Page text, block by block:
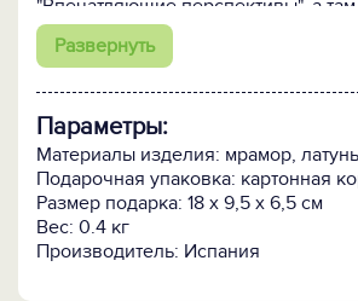
"Впечатляющие перспективы", а
повышении говорить. Думаем, после
подарка сердце начальника будет
оснащена шильдом (размер 65х25
возможностью нанесения
посредством гравировки.
Развернуть
Параметры:
Материалы изделия: мрамор, латунь
Подарочная упаковка: картонная
Размер подарка: 18 х 9,5 х 6,5 см
Вес: 0.4 кг
Производитель: Испания